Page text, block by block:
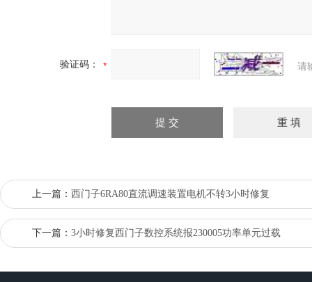
验证码： 请
上一篇： 西门子6RA80直流调速装置电机不转3小时修复
下一篇： 3小时修复西门子数控系统报230005功率单元过载